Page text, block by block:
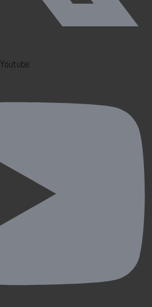
Youtube